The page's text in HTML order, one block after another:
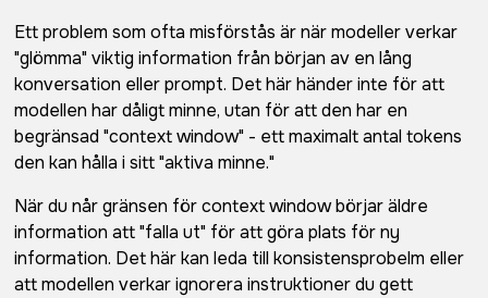
Ett problem som ofta misförstås är när modeller verkar
"glömma" viktig information från början av en lång
konversation eller prompt. Det här händer inte för att
modellen har dåligt minne, utan för att den har en
begränsad "context window" - ett maximalt antal tokens
den kan hålla i sitt "aktiva minne."
När du når gränsen för context window börjar äldre
information att "falla ut" för att göra plats för ny
information. Det här kan leda till konsistensprobelm eller
att modellen verkar ignorera instruktioner du gett